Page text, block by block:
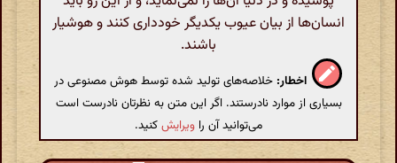
انسان‌ها از بیان عیوب یکدیگر خودداری کنند و هوشیار
باشند.
اخطار: خلاصه‌های تولید شده توسط هوش مصنوعی در
بسیاری از موارد نادرستند. اگر این متن به نظرتان نادرست است
می‌توانید آن را ویرایشکنید.